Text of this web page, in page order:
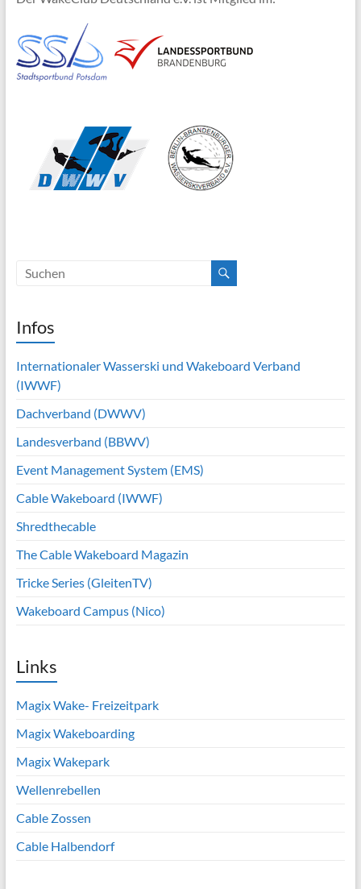
Infos
Internationaler Wasserski und Wakeboard Verband
(IWWF)
Dachverband (DWWV)
Landesverband (BBWV)
Event Management System (EMS)
Cable Wakeboard (IWWF)
Shredthecable
The Cable Wakeboard Magazin
Tricke Series (GleitenTV)
Wakeboard Campus (Nico)
Links
Magix Wake- Freizeitpark
Magix Wakeboarding
Magix Wakepark
Wellenrebellen
Cable Zossen
Cable Halbendorf